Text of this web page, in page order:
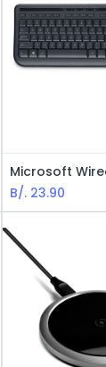
B/. 23.90